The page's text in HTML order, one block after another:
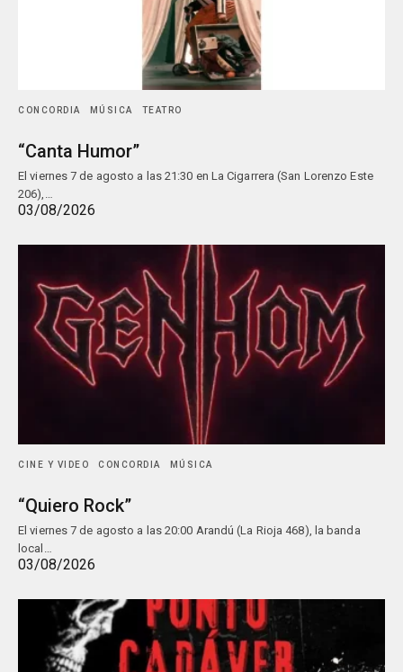
CONCORDIA MÚSICA TEATRO
“Canta Humor”
El viernes 7 de agosto a las 21:30 en La Cigarrera (San Lorenzo Este
206),…
03/08/2026
CINE Y VIDEO CONCORDIA MÚSICA
“Quiero Rock”
El viernes 7 de agosto a las 20:00 Arandú (La Rioja 468), la banda
local…
03/08/2026